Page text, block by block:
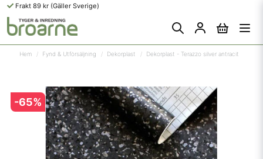
Frakt 89 kr (Gäller Sverige)
Hem Fynd & Utförsäljning Dekorplast Dekorplast - Terazzo silver antracit
-65%